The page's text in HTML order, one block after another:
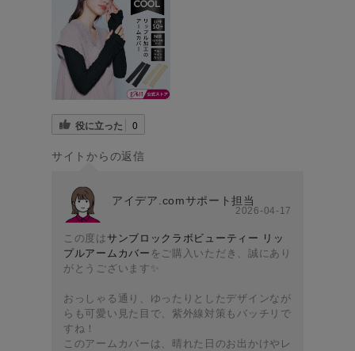
役に立った 0
サイトからの返信
アイデア.comサポート担当
2026-04-17
この度は サンブロックラボビューティー リッ
プルアームカバー をご購入いただき、誠にあり
がとうございます✨
おっしゃる通り、ゆったりとしたデザインなが
らも可愛い見た目で、紫外線対策もバッチリで
すね！
このアームカバーは、晴れた日のお出かけやレ